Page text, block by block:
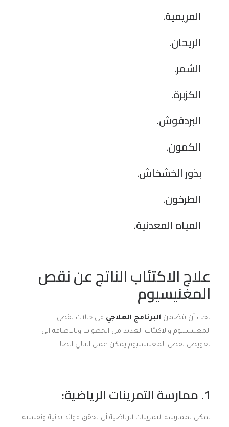
المريمية.
الريحان.
الشمر.
الكزبرة.
البردقوش.
الكمون.
بذور الخشخاش.
الطرخون.
المياه المعدنية.
علاج الاكتئابالناتج عن نقص
المغنيسيوم
يجب أن يتضمن البرنامج العلاجي في حالات نقص
المغنيسيوم والاكتئاب العديد من الخطوات وبالاضافة الى
تعويض نقص المغنيسيوم يمكن عمل التالي ايضا:
1. ممارسة التمرينات الرياضية:
يمكن لممارسة التمرينات الرياضية أن يحقق فوائد بدنية ونفسية